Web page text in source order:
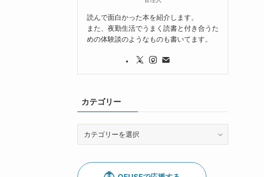
読んで面白かった本を紹介します。
また、夜勤生活でうまく読書と付き合うた
めの体験談のようなものも書いてます。
カテゴリー
ー